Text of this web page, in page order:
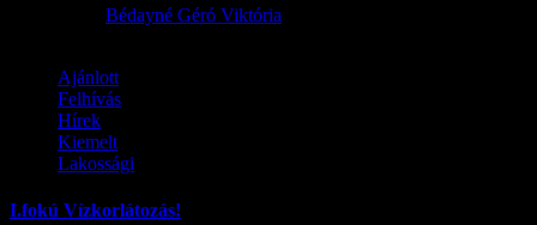
Bédayné Géró Viktória
Ajánlott
Felhívás
Hírek
Kiemelt
Lakossági
I.fokú Vízkorlátozás!